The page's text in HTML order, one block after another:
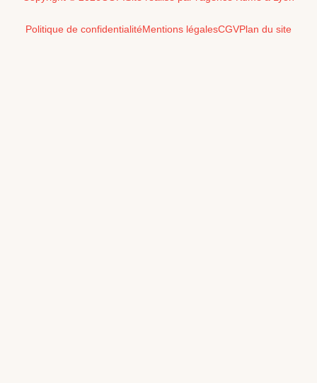
Politique de confidentialitéMentions légalesCGVPlan du site